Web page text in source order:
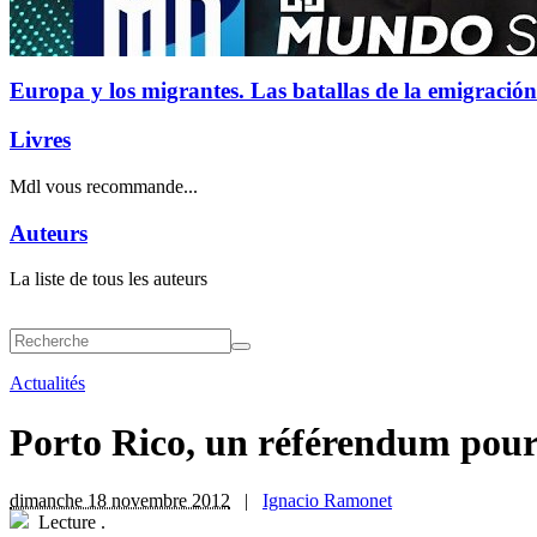
Europa y los migrantes. Las batallas de la emigración
Livres
Mdl vous recommande...
Auteurs
La liste de tous les auteurs
Actualités
Porto Rico, un référendum
dimanche 18 novembre 2012 | Ignacio Ramonet
Lecture .